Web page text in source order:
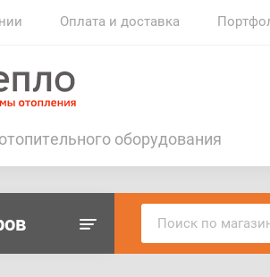
Оплата и доставка
оборудования